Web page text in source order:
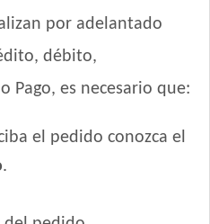
por adelantado
débito,
Pago, es necesario que:
el pedido conozca el
.